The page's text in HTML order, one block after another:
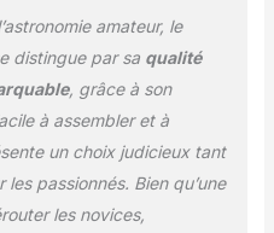
à faible
des
: Le télescope
adultes est livré
un support de
des étoiles
et un système
amateur, le
distingue par sa qualité
, grâce à son
à assembler et à
un choix judicieux tant
passionnés. Bien qu’une
les novices,